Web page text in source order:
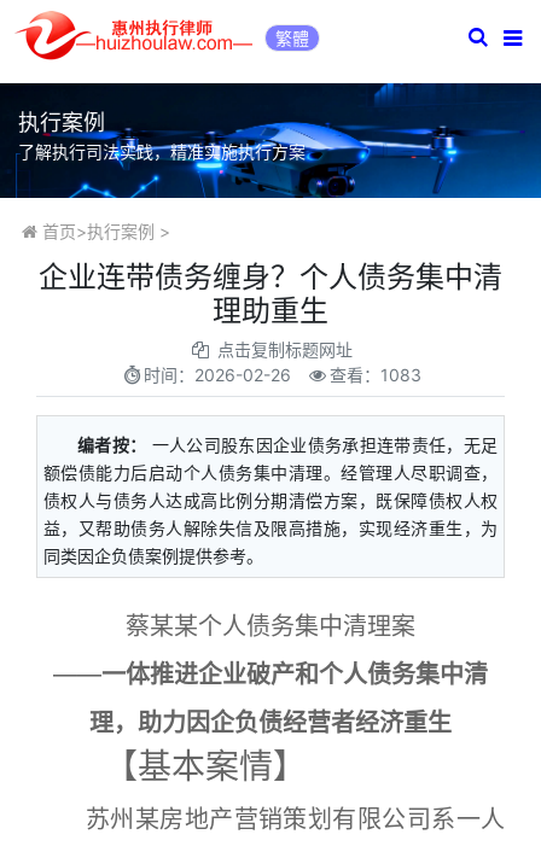
繁體
执行案例
了解执行司法实践，精准实施执行方案
首页>执行案例 >
企业连带债务缠身？个人债务集中清
理助重生
点击复制标题网址
时间： 2026-02-26 查看：1083
编者按：
一人公司股东因企业债务承担连带责任，无足
额偿债能力后启动个人债务集中清理。经管理人尽职调查，
债权人与债务人达成高比例分期清偿方案，既保障债权人权
益，又帮助债务人解除失信及限高措施，实现经济重生，为
同类因企负债案例提供参考。
蔡某某个人债务集中清理案
——一体推进企业破产和个人债务集中清
理，助力因企负债经营者经济重生
【基本案情】
苏州某房地产营销策划有限公司系一人